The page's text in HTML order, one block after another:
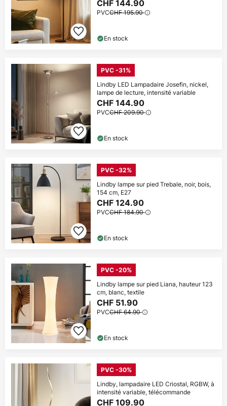
CHF 144.90
PVCCHF 195.90
En stock
PVC -31%
Lindby LED Lampadaire Josefin, nickel,
lampe de lecture, intensité variable
CHF 144.90
PVCCHF 209.90
En stock
PVC -32%
Lindby lampe sur pied Trebale, noir, bois,
154 cm, E27
CHF 124.90
PVCCHF 184.90
En stock
PVC -20%
Lindby lampe sur pied Liana, hauteur 123
cm, blanc, textile
CHF 51.90
PVCCHF 64.90
En stock
PVC -30%
Lindby, lampadaire LED Criostal, RGBW, à
intensité variable, télécommande
CHF 109.90